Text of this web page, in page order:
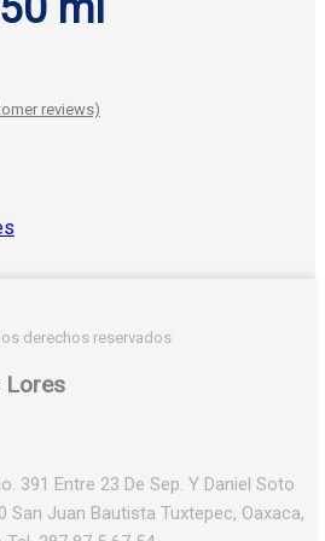
reviews)
derechos reservados
Lores
391 Entre 23 De Sep. Y Daniel Soto
San Juan Bautista Tuxtepec, Oaxaca,